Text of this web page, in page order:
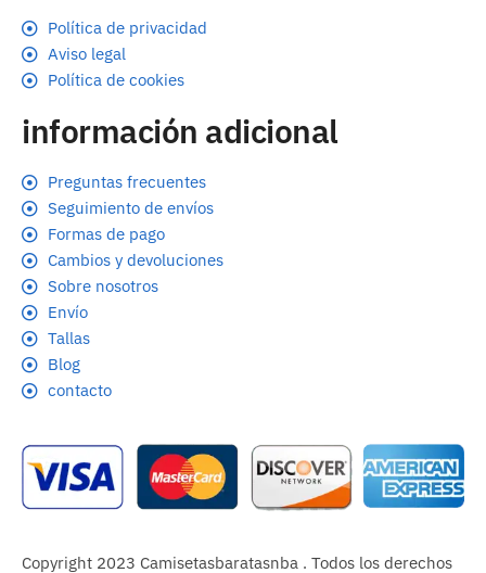
Política de privacidad
Aviso legal
Política de cookies
información adicional
Preguntas frecuentes
Seguimiento de envíos
Formas de pago
Cambios y devoluciones
Sobre nosotros
Envío
Tallas
Blog
contacto
Copyright 2023 Camisetasbaratasnba . Todos los derechos